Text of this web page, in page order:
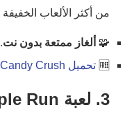
من أكثر الألعاب
🧩 ألغاز ممتعة بدون نت.
🆓 تحميل Candy Crush
3. لعبة Run